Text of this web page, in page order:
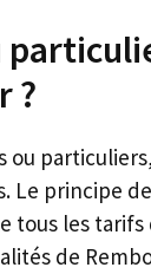
?
ou
Le principe
tous les
de